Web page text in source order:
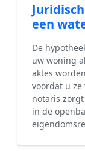
een
De
uw woning
aktes
voordat u ze
notaris
in de